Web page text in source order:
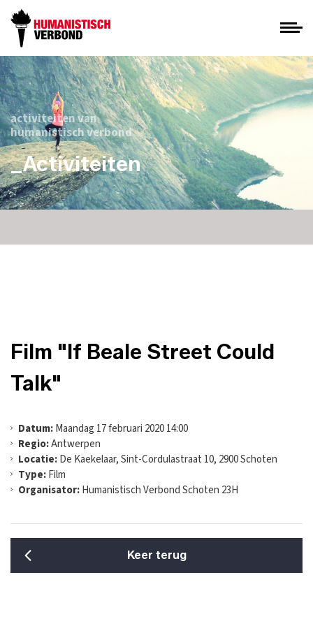
activiteiten van
humanistisch verbond
_Activiteiten
Film "If Beale Street Could
Talk"
Datum:Maandag 17 februari 2020 14:00
Regio:Antwerpen
Locatie:De Kaekelaar, Sint-Cordulastraat 10, 2900 Schoten
Type:Film
Organisator:Humanistisch Verbond Schoten 23H
Keer terug